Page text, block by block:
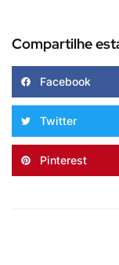
Compartilhe
Facebook
Twitter
Pinterest